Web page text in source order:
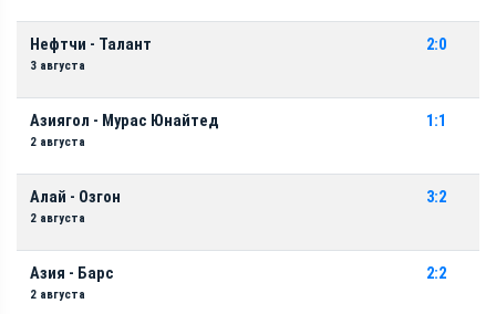
Нефтчи - Талант
3 августа
2:0
Азиягол - Мурас Юнайтед
2 августа
1:1
Алай - Озгон
2 августа
3:2
Азия - Барс
2 августа
2:2